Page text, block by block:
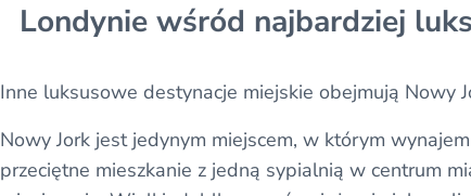
Londynie wśród najbardziej
Inne luksusowe destynacje miejskie obejmują Nowy
Nowy Jork jest jedynym miejscem, w którym
przeciętne mieszkanie z jedną sypialnią w centrum